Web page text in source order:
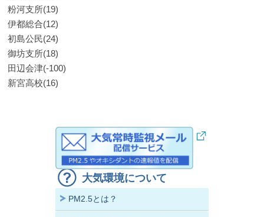
粉河支所(19)
伊都総合(12)
初島公民(24)
御坊支所(18)
田辺会津(-100)
新宮高校(16)
大気環境について
PM2.5とは？